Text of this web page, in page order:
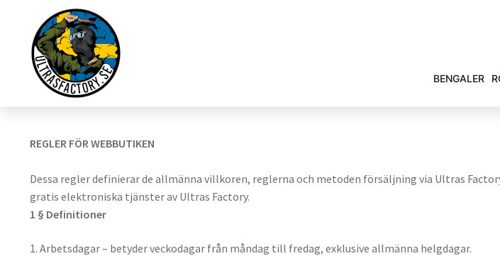
BENGALER
REGLER FÖR WEBBUTIKEN
Dessa regler definierar de allmänna villkoren, reglerna och metoden försäljning via Ultras
gratis elektroniska tjänster av Ultras Factory.
1 § Definitioner
1. Arbetsdagar – betyder veckodagar från måndag till fredag, exklusive allmänna helgdagar.